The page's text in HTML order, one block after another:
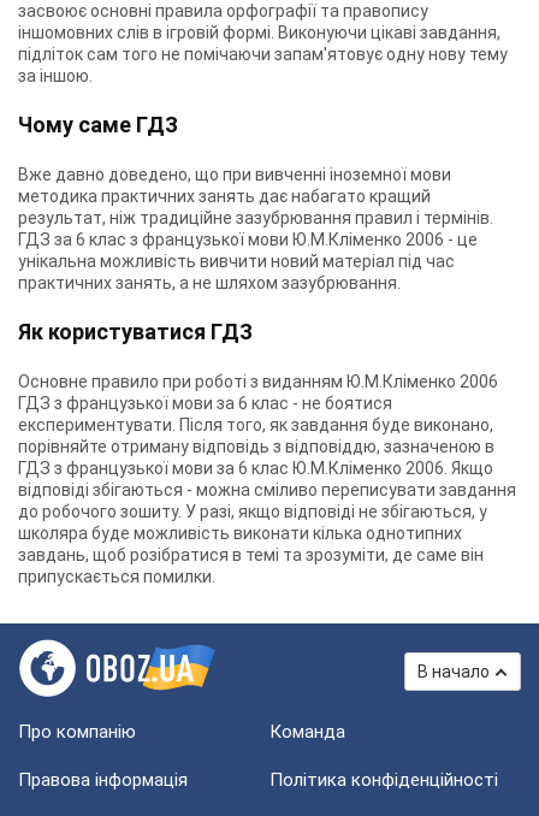
засвоює основні правила орфографії та правопису
іншомовних слів в ігровій формі. Виконуючи цікаві завдання,
підліток сам того не помічаючи запам'ятовує одну нову тему
за іншою.
Чому саме ГДЗ
Вже давно доведено, що при вивченні іноземної мови
методика практичних занять дає набагато кращий
результат, ніж традиційне зазубрювання правил і термінів.
ГДЗ за 6 клас з французької мови Ю.М.Кліменко 2006 - це
унікальна можливість вивчити новий матеріал під час
практичних занять, а не шляхом зазубрювання.
Як користуватися ГДЗ
Основне правило при роботі з виданням Ю.М.Кліменко 2006
ГДЗ з французької мови за 6 клас - не боятися
експериментувати. Після того, як завдання буде виконано,
порівняйте отриману відповідь з відповіддю, зазначеною в
ГДЗ з французької мови за 6 клас Ю.М.Кліменко 2006. Якщо
відповіді збігаються - можна сміливо переписувати завдання
до робочого зошиту. У разі, якщо відповіді не збігаються, у
школяра буде можливість виконати кілька однотипних
завдань, щоб розібратися в темі та зрозуміти, де саме він
припускається помилки.
В начало
Про компанію Команда
Правова інформація Політика конфіденційності